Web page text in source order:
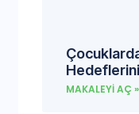
MAKALEYI AÇ »